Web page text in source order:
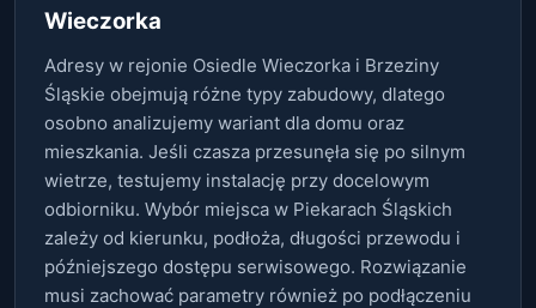
Wieczorka
Adresy w rejonie Osiedle Wieczorka i Brzeziny
Śląskie obejmują różne typy zabudowy, dlatego
osobno analizujemy wariant dla domu oraz
mieszkania. Jeśli czasza przesunęła się po silnym
wietrze, testujemy instalację przy docelowym
odbiorniku. Wybór miejsca w Piekarach Śląskich
zależy od kierunku, podłoża, długości przewodu i
późniejszego dostępu serwisowego. Rozwiązanie
musi zachować parametry również po podłączeniu